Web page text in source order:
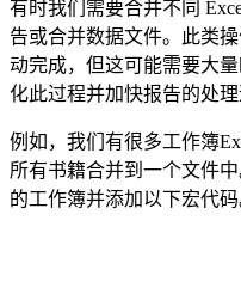
有时我们需要合并不同
告或合并数据文件。此类
动完成，但这可能需要大
化此过程并加快报告的处理
例如，我们有很多工作簿
所有书籍合并到一个文件
的工作簿并添加以下宏代码